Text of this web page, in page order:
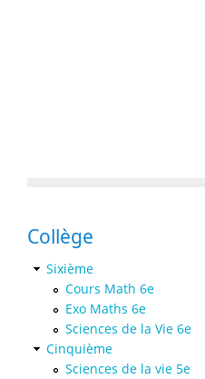
Collège
Sixième
Cours Math 6e
Exo Maths 6e
Sciences de la Vie 6e
Cinquième
Sciences de la vie 5e